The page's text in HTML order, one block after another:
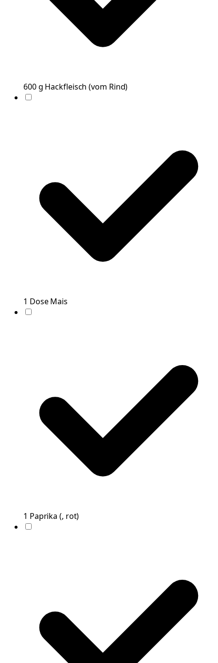
600g Hackfleisch (vom Rind)
1 Dose Mais
1 Paprika (, rot)